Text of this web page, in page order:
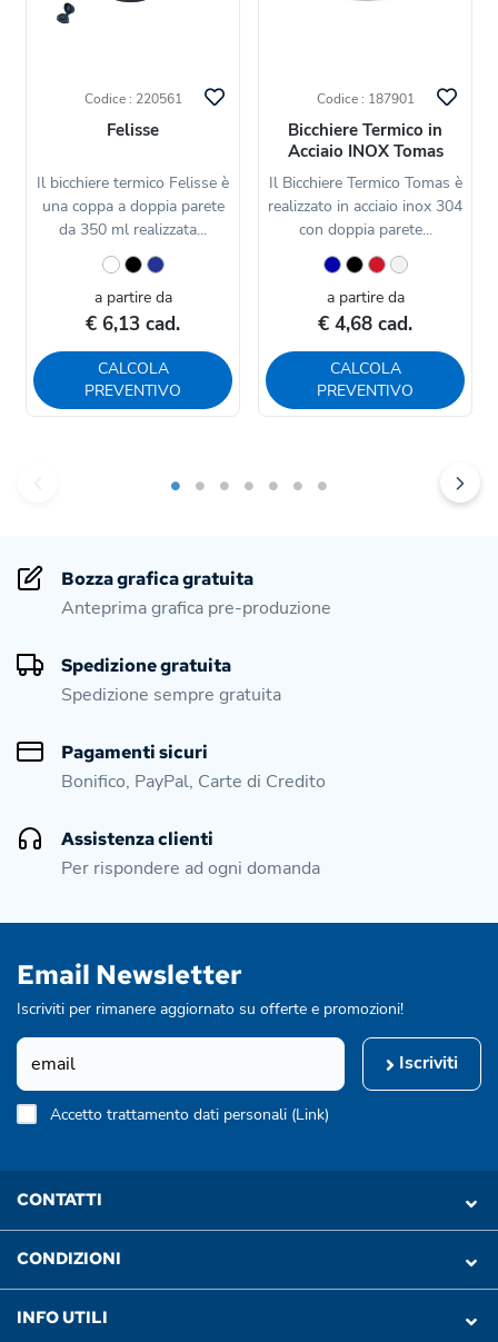
Codice : 220561
Felisse
Il bicchiere termico Felisse è
una coppa a doppia parete
da 350 ml realizzata...
a partire da
€ 6,13 cad.
CALCOLA
PREVENTIVO
Codice : 187901
Bicchiere Termico in
Acciaio INOX Tomas
Il Bicchiere Termico Tomas è
realizzato in acciaio inox 304
con doppia parete...
a partire da
€ 4,68 cad.
CALCOLA
PREVENTIVO
Bozza grafica gratuita
Anteprima grafica pre-produzione
Spedizione gratuita
Spedizione sempre gratuita
Pagamenti sicuri
Bonifico, PayPal, Carte di Credito
Assistenza clienti
Per rispondere ad ogni domanda
Email Newsletter
Iscriviti per rimanere aggiornato su offerte e promozioni!
Iscriviti
Accetto trattamento dati personali (Link)
CONTATTI
CONDIZIONI
INFO UTILI